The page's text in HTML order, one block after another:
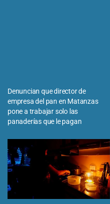
Denuncian que director de
empresa del pan en Matanzas
pone a trabajar solo las
panaderías que le pagan